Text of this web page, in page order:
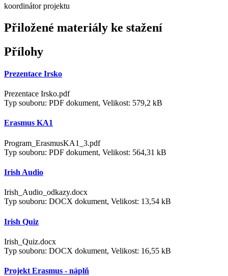
koordinátor projektu
Přiložené materiály ke stažení
Přílohy
Prezentace Irsko
Prezentace Irsko.pdf
Typ souboru: PDF dokument, Velikost: 579,2 kB
Erasmus KA1
Program_ErasmusKA1_3.pdf
Typ souboru: PDF dokument, Velikost: 564,31 kB
Irish Audio
Irish_Audio_odkazy.docx
Typ souboru: DOCX dokument, Velikost: 13,54 kB
Irish Quiz
Irish_Quiz.docx
Typ souboru: DOCX dokument, Velikost: 16,55 kB
Projekt Erasmus - náplň